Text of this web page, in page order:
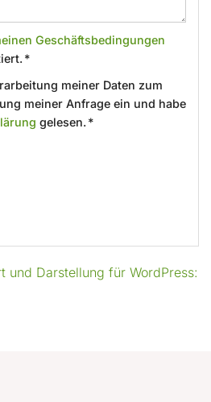
Geschäftsbedingungen
*
meiner Daten zum
meiner Anfrage ein und habe
gelesen. *
und Darstellung für WordPress: